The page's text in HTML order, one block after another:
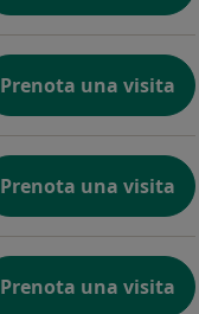
Prenota una visita
Prenota una visita
Prenota una visita